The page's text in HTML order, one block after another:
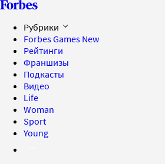
Рубрики
Forbes Games New
Рейтинги
Франшизы
Подкасты
Видео
Life
Woman
Sport
Young